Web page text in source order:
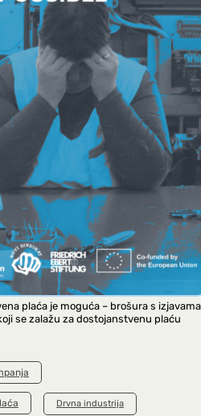
plaća je moguća – brošura s izjavama
se zalažu za dostojanstvenu plaću
Drvna industrija